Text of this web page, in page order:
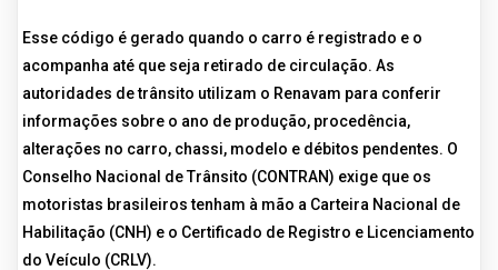
Esse código é gerado quando o carro é registrado e o
acompanha até que seja retirado de circulação. As
autoridades de trânsito utilizam o Renavam para conferir
informações sobre o ano de produção, procedência,
alterações no carro, chassi, modelo e débitos pendentes. O
Conselho Nacional de Trânsito (CONTRAN) exige que os
motoristas brasileiros tenham à mão a Carteira Nacional de
Habilitação (CNH) e o Certificado de Registro e Licenciamento
do Veículo (CRLV).